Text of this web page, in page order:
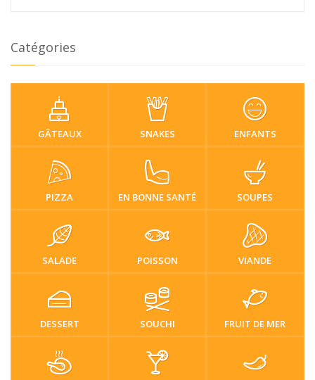
Catégories
GÂTEAUX SNAKES ENFANTS
PIZZA EN BONNE SANTÉ SOUPES
SALADE POISSON VIANDE
DESSERT SOUCHI FRUIT DE MER